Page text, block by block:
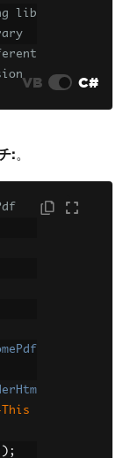
lib
VB C#
:。
);